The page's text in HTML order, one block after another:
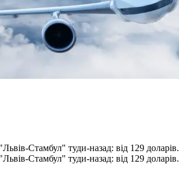
Стамбул" туди-назад: від 129 доларів.
Стамбул" туди-назад: від 129 доларів.